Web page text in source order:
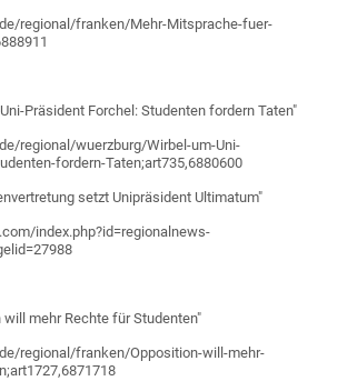
regional/franken/Mehr-Mitsprache-fuer-
Präsident Forchel: Studenten fordern Taten"
regional/wuerzburg/Wirbel-um-Uni-
fordern-Taten;art735,6880600
setzt Unipräsident Ultimatum"
index.php?id=regionalnews-
mehr Rechte für Studenten"
regional/franken/Opposition-will-mehr-